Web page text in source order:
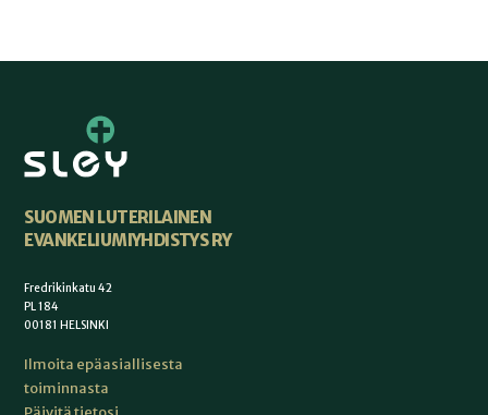
SUOMEN LUTERILAINEN
EVANKELIUMIYHDISTYS RY
Fredrikinkatu 42
PL 184
00181 HELSINKI
Ilmoita epäasiallisesta
toiminnasta